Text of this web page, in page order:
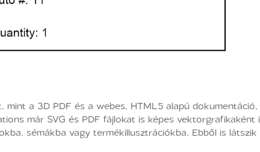
a 3D PDF és a webes, HTML5 alapú
már SVG és PDF fájlokat is képes vektorgrafikaként
sémákba vagy termékillusztrációkba. Ebből is